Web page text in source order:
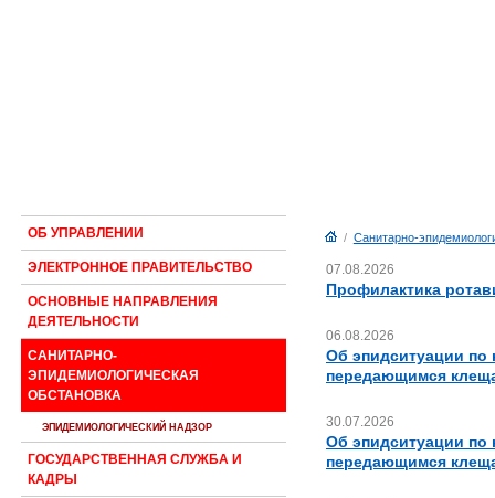
ОБ УПРАВЛЕНИИ
ЭЛЕКТРОННОЕ ПРАВИТЕЛЬСТВО
ОСНОВНЫЕ НАПРАВЛЕНИЯ
ДЕЯТЕЛЬНОСТИ
САНИТАРНО-
ЭПИДЕМИОЛОГИЧЕСКАЯ
ОБСТАНОВКА
ЭПИДЕМИОЛОГИЧЕСКИЙ НАДЗОР
ГОСУДАРСТВЕННАЯ СЛУЖБА И
КАДРЫ
/ Санитарно-
07.08.2026
Профилактика
06.08.2026
Об эпидситуации по
передающимся
30.07.2026
Об эпидситуации по
передающимся